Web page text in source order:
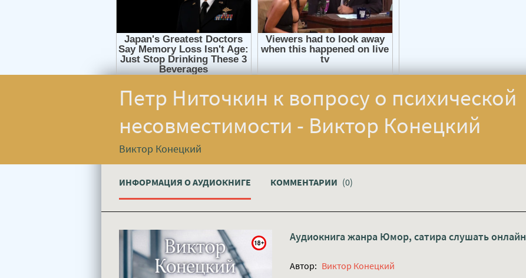
Петр Ниточкин к вопросу о психической
несовместимости - Виктор Конецкий
Виктор Конецкий
ИНФОРМАЦИЯ О АУДИОКНИГЕ КОММЕНТАРИИ (0)
Аудиокнига жанра Юмор, сатира слушать онлайн
Автор: Виктор Конецкий